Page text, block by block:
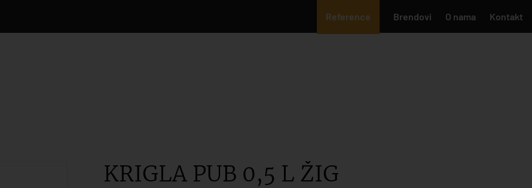
Reference Brendovi O nama Kontakt
KRIGLA PUB 0,5 L ŽIG